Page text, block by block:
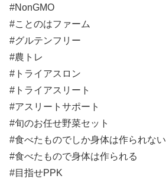
#NonGMO
#ことのはファーム
#グルテンフリー
#農トレ
#トライアスロン
#トライアスリート
#アスリートサポート
#旬のお任せ野菜セット
#食べたものでしか身体は作られない
#食べたもので身体は作られる
#目指せPPK